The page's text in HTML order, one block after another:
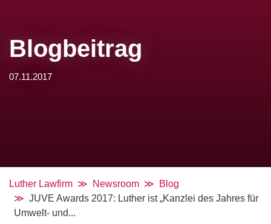
Blogbeitrag
07.11.2017
Luther Lawfirm Newsroom
Blog
JUVE Awards 2017: Luther ist „Kanzlei des Jahres für
Umwelt- und...